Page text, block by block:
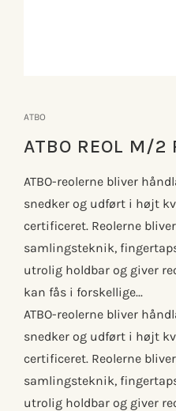
iATBO
ATBO REOL M/2
ATBO-reolerne bliver
snedker og udført i højt
certificeret. Reolerne
samlingsteknik,
utrolig holdbar og giver
kan fås i forskellige...
ATBO-reolerne bliver
snedker og udført i højt
certificeret. Reolerne
samlingsteknik,
utrolig holdbar og giver